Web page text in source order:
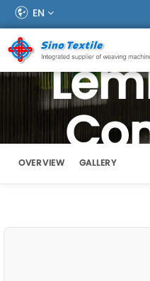
EN
OVERVIEW GALLERY